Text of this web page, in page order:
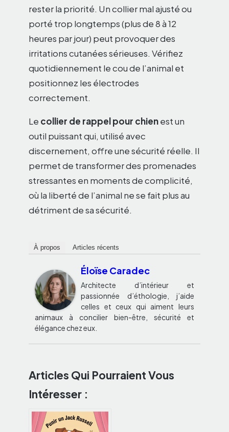
rester la priorité. Un collier mal ajusté ou
porté trop longtemps (plus de 8 à 12
heures par jour) peut provoquer des
irritations cutanées sérieuses. Vérifiez
quotidiennement le cou de l’animal et
positionnez les électrodes
correctement.
Le collier de rappel pour chienest un
outil puissant qui, utilisé avec
discernement, offre une sécurité réelle. Il
permet de transformer des promenades
stressantes en moments de complicité,
où la liberté de l’animal ne se fait plus au
détriment de sa sécurité.
À propos Articles récents
Éloïse Caradec
Architecte d’intérieur et
passionnée d’éthologie, j’aide
celles et ceux qui aiment leurs
animaux à concilier bien-être, sécurité et
élégance chez eux.
Articles Qui Pourraient Vous
Intéresser :